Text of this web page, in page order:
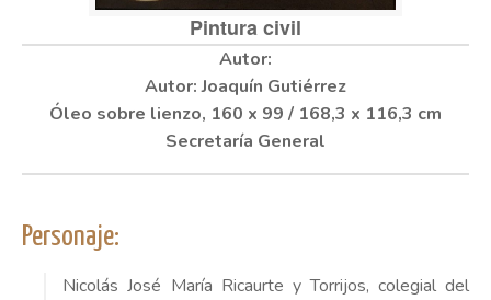
Pintura civil
Autor: Joaquín Gutiérrez
Óleo sobre lienzo, 160 x 99 / 168,3 x 116,3 cm
Secretaría General
Personaje:
Nicolás José María Ricaurte y Torrijos, colegial del